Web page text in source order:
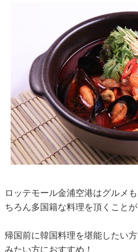
ロッテモール金浦空港はグルメ
ちろん多国籍な料理を頂くことが
帰国前に韓国料理を堪能したい
みたい方におすすめ！